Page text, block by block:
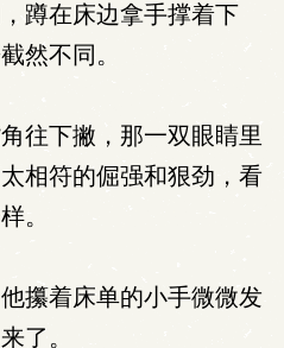
蹲在床边拿手撑着下
然不同。
往下撇，那一双眼睛里
相符的倔强和狠劲，看
。
攥着床单的小手微微发
了。